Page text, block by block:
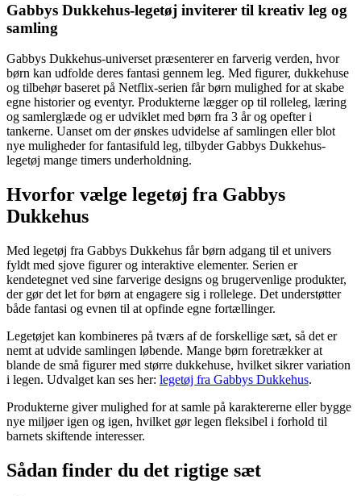
Gabbys Dukkehus-legetøj inviterer til kreativ leg og
samling
Gabbys Dukkehus-universet præsenterer en farverig verden, hvor
børn kan udfolde deres fantasi gennem leg. Med figurer, dukkehuse
og tilbehør baseret på Netflix-serien får børn mulighed for at skabe
egne historier og eventyr. Produkterne lægger op til rolleleg, læring
og samlerglæde og er udviklet med børn fra 3 år og opefter i
tankerne. Uanset om der ønskes udvidelse af samlingen eller blot
nye muligheder for fantasifuld leg, tilbyder Gabbys Dukkehus-
legetøj mange timers underholdning.
Hvorfor vælge legetøj fra Gabbys
Dukkehus
Med legetøj fra Gabbys Dukkehus får børn adgang til et univers
fyldt med sjove figurer og interaktive elementer. Serien er
kendetegnet ved sine farverige designs og brugervenlige produkter,
der gør det let for børn at engagere sig i rollelege. Det understøtter
både fantasi og evnen til at opfinde egne fortællinger.
Legetøjet kan kombineres på tværs af de forskellige sæt, så det er
nemt at udvide samlingen løbende. Mange børn foretrækker at
blande de små figurer med større dukkehuse, hvilket sikrer variation
i legen. Udvalget kan ses her: legetøj fra Gabbys Dukkehus.
Produkterne giver mulighed for at samle på karaktererne eller bygge
nye miljøer igen og igen, hvilket gør legen fleksibel i forhold til
barnets skiftende interesser.
Sådan finder du det rigtige sæt